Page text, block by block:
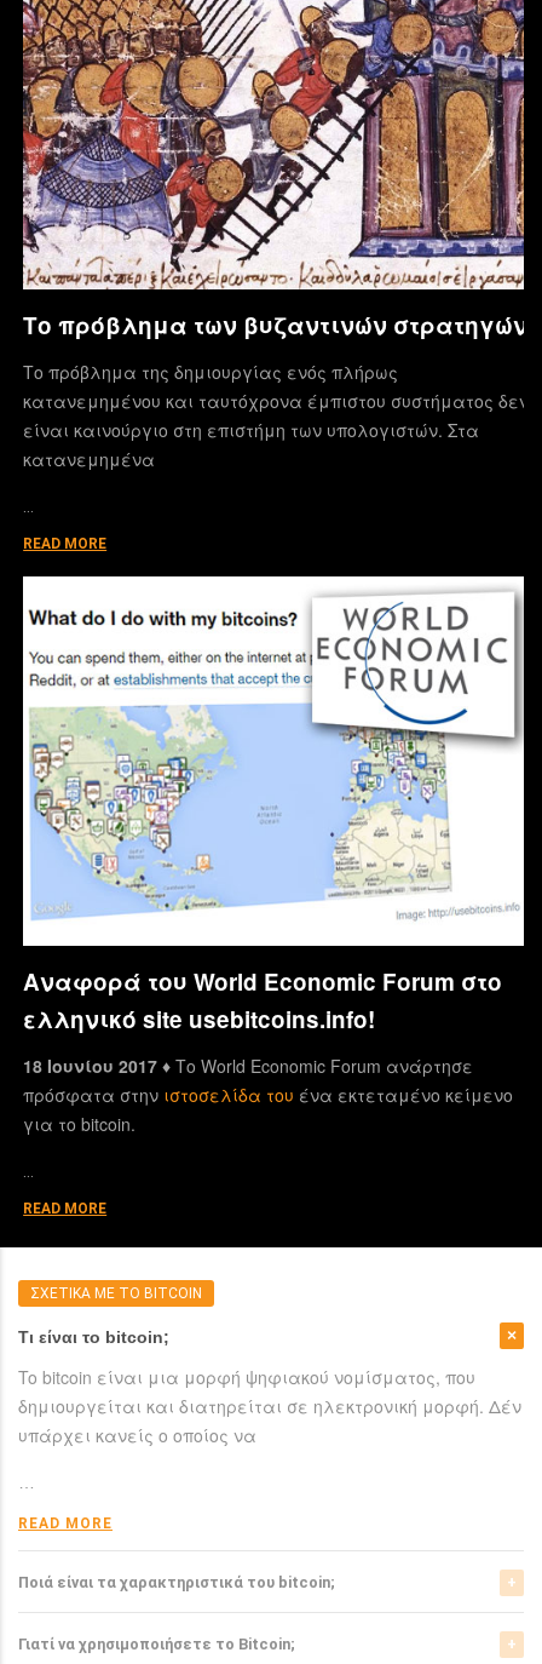
Το πρόβλημα των βυζαντινών στρατηγών
Το πρόβλημα της δημιουργίας ενός πλήρως
κατανεμημένου και ταυτόχρονα έμπιστου συστήματος δεν
είναι καινούργιο στη επιστήμη των υπολογιστών. Στα
κατανεμημένα
READ MORE
Αναφορά του World Economic Forum στο
ελληνικό site usebitcoins.info!
18 Ιουνίου 2017 ♦Το World Economic Forum ανάρτησε
πρόσφατα στην ιστοσελίδα του ένα εκτεταμένο κείμενο
για το bitcoin.
READ MORE
ΣΧΕΤΙΚΑ ΜΕ ΤΟ BITCOIN
Τι είναι το bitcoin;
To bitcoin είναι μια μορφή ψηφιακού νομίσματος, που
δημιουργείται και διατηρείται σε ηλεκτρονική μορφή. Δέν
υπάρχει κανείς ο οποίος να
…
READ MORE
Ποιά είναι τα χαρακτηριστικά του bitcoin;
Το bitcoin έχει αρκετά σημαντικά χαρακτηριστικά που το
ξεχωρίζουν από τα ελεγχόμενα-από-κυβερνήσεις
Γιατί να χρησιμοποιήσετε το Bitcoin;